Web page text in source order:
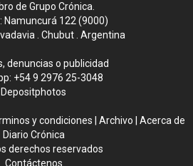
de Grupo Crónica.
Namuncurá 122 (9000)
. Chubut . Argentina
denuncias o publicidad
+54 9 2976 25-3048
Depositphotos
y condiciones Archivo
Acerca de
Diario Crónica
derechos reservados
Contáctenos